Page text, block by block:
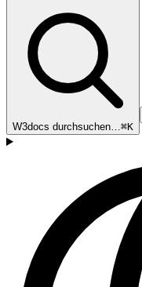
W3docs durchsuchen…⌘K